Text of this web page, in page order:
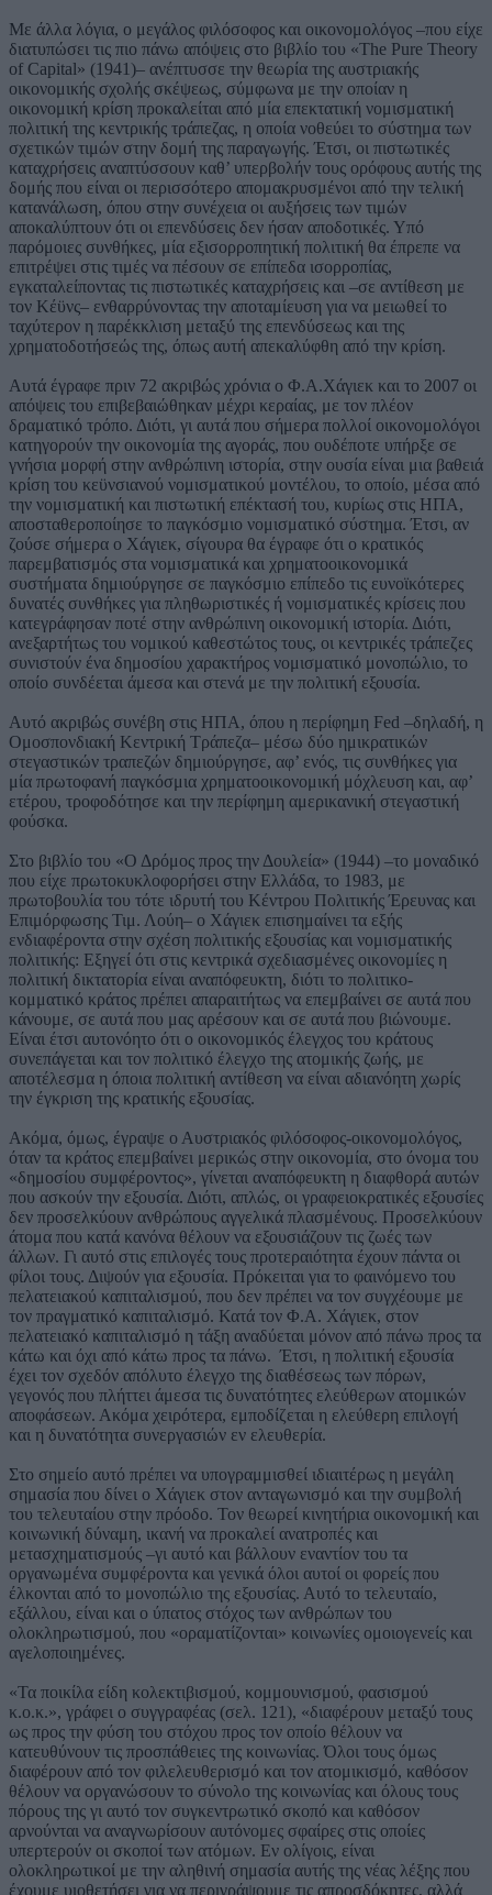
Με άλλα λόγια, ο μεγάλος φιλόσοφος και οικονομολόγος –που είχε
διατυπώσει τις πιο πάνω απόψεις στο βιβλίο του «The Pure Theory
of Capital» (1941)– ανέπτυσσε την θεωρία της αυστριακής
οικονομικής σχολής σκέψεως, σύμφωνα με την οποίαν η
οικονομική κρίση προκαλείται από μία επεκτατική νομισματική
πολιτική της κεντρικής τράπεζας, η οποία νοθεύει το σύστημα των
σχετικών τιμών στην δομή της παραγωγής. Έτσι, οι πιστωτικές
καταχρήσεις αναπτύσσουν καθ’ υπερβολήν τους ορόφους αυτής της
δομής που είναι οι περισσότερο απομακρυσμένοι από την τελική
κατανάλωση, όπου στην συνέχεια οι αυξήσεις των τιμών
αποκαλύπτουν ότι οι επενδύσεις δεν ήσαν αποδοτικές. Υπό
παρόμοιες συνθήκες, μία εξισορροπητική πολιτική θα έπρεπε να
επιτρέψει στις τιμές να πέσουν σε επίπεδα ισορροπίας,
εγκαταλείποντας τις πιστωτικές καταχρήσεις και –σε αντίθεση με
τον Κέϋνς– ενθαρρύνοντας την αποταμίευση για να μειωθεί το
ταχύτερον η παρέκκλιση μεταξύ της επενδύσεως και της
χρηματοδοτήσεώς της, όπως αυτή απεκαλύφθη από την κρίση.
Αυτά έγραφε πριν 72 ακριβώς χρόνια ο Φ.Α.Χάγιεκ και το 2007 οι
απόψεις του επιβεβαιώθηκαν μέχρι κεραίας, με τον πλέον
δραματικό τρόπο. Διότι, γι αυτά που σήμερα πολλοί οικονομολόγοι
κατηγορούν την οικονομία της αγοράς, που ουδέποτε υπήρξε σε
γνήσια μορφή στην ανθρώπινη ιστορία, στην ουσία είναι μια βαθειά
κρίση του κεϋνσιανού νομισματικού μοντέλου, το οποίο, μέσα από
την νομισματική και πιστωτική επέκτασή του, κυρίως στις ΗΠΑ,
αποσταθεροποίησε το παγκόσμιο νομισματικό σύστημα. Έτσι, αν
ζούσε σήμερα ο Χάγιεκ, σίγουρα θα έγραφε ότι ο κρατικός
παρεμβατισμός στα νομισματικά και χρηματοοικονομικά
συστήματα δημιούργησε σε παγκόσμιο επίπεδο τις ευνοϊκότερες
δυνατές συνθήκες για πληθωριστικές ή νομισματικές κρίσεις που
κατεγράφησαν ποτέ στην ανθρώπινη οικονομική ιστορία. Διότι,
ανεξαρτήτως του νομικού καθεστώτος τους, οι κεντρικές τράπεζες
συνιστούν ένα δημοσίου χαρακτήρος νομισματικό μονοπώλιο, το
οποίο συνδέεται άμεσα και στενά με την πολιτική εξουσία.
Αυτό ακριβώς συνέβη στις ΗΠΑ, όπου η περίφημη Fed –δηλαδή, η
Ομοσπονδιακή Κεντρική Τράπεζα– μέσω δύο ημικρατικών
στεγαστικών τραπεζών δημιούργησε, αφ’ ενός, τις συνθήκες για
μία πρωτοφανή παγκόσμια χρηματοοικονομική μόχλευση και, αφ’
ετέρου, τροφοδότησε και την περίφημη αμερικανική στεγαστική
φούσκα.
Στο βιβλίο του «Ο Δρόμος προς την Δουλεία» (1944) –το μοναδικό
που είχε πρωτοκυκλοφορήσει στην Ελλάδα, το 1983, με
πρωτοβουλία του τότε ιδρυτή του Κέντρου Πολιτικής Έρευνας και
Επιμόρφωσης Τιμ. Λούη– ο Χάγιεκ επισημαίνει τα εξής
ενδιαφέροντα στην σχέση πολιτικής εξουσίας και νομισματικής
πολιτικής: Εξηγεί ότι στις κεντρικά σχεδιασμένες οικονομίες η
πολιτική δικτατορία είναι αναπόφευκτη, διότι το πολιτικο-
κομματικό κράτος πρέπει απαραιτήτως να επεμβαίνει σε αυτά που
κάνουμε, σε αυτά που μας αρέσουν και σε αυτά που βιώνουμε.
Είναι έτσι αυτονόητο ότι ο οικονομικός έλεγχος του κράτους
συνεπάγεται και τον πολιτικό έλεγχο της ατομικής ζωής, με
αποτέλεσμα η όποια πολιτική αντίθεση να είναι αδιανόητη χωρίς
την έγκριση της κρατικής εξουσίας.
Ακόμα, όμως, έγραψε ο Αυστριακός φιλόσοφος-οικονομολόγος,
όταν τα κράτος επεμβαίνει μερικώς στην οικονομία, στο όνομα του
«δημοσίου συμφέροντος», γίνεται αναπόφευκτη η διαφθορά αυτών
που ασκούν την εξουσία. Διότι, απλώς, οι γραφειοκρατικές εξουσίες
δεν προσελκύουν ανθρώπους αγγελικά πλασμένους. Προσελκύουν
άτομα που κατά κανόνα θέλουν να εξουσιάζουν τις ζωές των
άλλων. Γι αυτό στις επιλογές τους προτεραιότητα έχουν πάντα οι
φίλοι τους. Διψούν για εξουσία. Πρόκειται για το φαινόμενο του
πελατειακού καπιταλισμού, που δεν πρέπει να τον συγχέουμε με
τον πραγματικό καπιταλισμό. Κατά τον Φ.Α. Χάγιεκ, στον
πελατειακό καπιταλισμό η τάξη αναδύεται μόνον από πάνω προς τα
κάτω και όχι από κάτω προς τα πάνω. Έτσι, η πολιτική εξουσία
έχει τον σχεδόν απόλυτο έλεγχο της διαθέσεως των πόρων,
γεγονός που πλήττει άμεσα τις δυνατότητες ελεύθερων ατομικών
αποφάσεων. Ακόμα χειρότερα, εμποδίζεται η ελεύθερη επιλογή
και η δυνατότητα συνεργασιών εν ελευθερία.
Στο σημείο αυτό πρέπει να υπογραμμισθεί ιδιαιτέρως η μεγάλη
σημασία που δίνει ο Χάγιεκ στον ανταγωνισμό και την συμβολή
του τελευταίου στην πρόοδο. Τον θεωρεί κινητήρια οικονομική και
κοινωνική δύναμη, ικανή να προκαλεί ανατροπές και
μετασχηματισμούς –γι αυτό και βάλλουν εναντίον του τα
οργανωμένα συμφέροντα και γενικά όλοι αυτοί οι φορείς που
έλκονται από το μονοπώλιο της εξουσίας. Αυτό το τελευταίο,
εξάλλου, είναι και ο ύπατος στόχος των ανθρώπων του
ολοκληρωτισμού, που «οραματίζονται» κοινωνίες ομοιογενείς και
αγελοποιημένες.
«Τα ποικίλα είδη κολεκτιβισμού, κομμουνισμού, φασισμού
κ.ο.κ.», γράφει ο συγγραφέας (σελ. 121), «διαφέρουν μεταξύ τους
ως προς την φύση του στόχου προς τον οποίο θέλουν να
κατευθύνουν τις προσπάθειες της κοινωνίας. Όλοι τους όμως
διαφέρουν από τον φιλελευθερισμό και τον ατομικισμό, καθόσον
θέλουν να οργανώσουν το σύνολο της κοινωνίας και όλους τους
πόρους της γι αυτό τον συγκεντρωτικό σκοπό και καθόσον
αρνούνται να αναγνωρίσουν αυτόνομες σφαίρες στις οποίες
υπερτερούν οι σκοποί των ατόμων. Εν ολίγοις, είναι
ολοκληρωτικοί με την αληθινή σημασία αυτής της νέας λέξης που
έχουμε υιοθετήσει για να περιγράψουμε τις απροσδόκητες, αλλά